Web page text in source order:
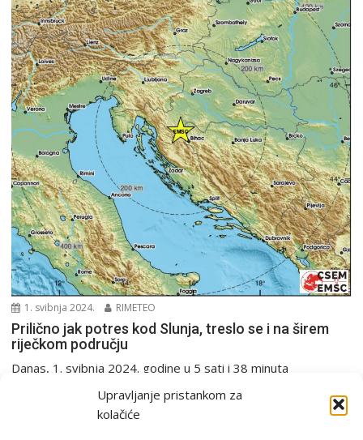
Upravljanje pristankom za
kolačiće
1. svibnja 2024. RIMETEO
Prilično jak potres kod Slunja, treslo se i na širem
riječkom području
Danas, 1. svibnja 2024. godine u 5 sati i 38 minuta
seizmografi Seizmološke službe RH zabilježili...
Potres